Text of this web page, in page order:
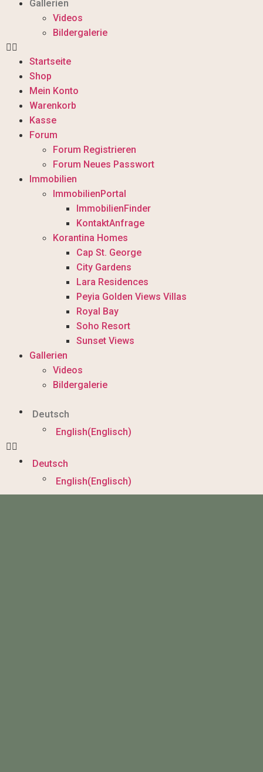
Gallerien
Videos
Bildergalerie
Startseite
Shop
Mein Konto
Warenkorb
Kasse
Forum
Forum Registrieren
Forum Neues Passwort
Immobilien
ImmobilienPortal
ImmobilienFinder
KontaktAnfrage
Korantina Homes
Cap St. George
City Gardens
Lara Residences
Peyia Golden Views Villas
Royal Bay
Soho Resort
Sunset Views
Gallerien
Videos
Bildergalerie
Deutsch
English(Englisch)
Deutsch
English(Englisch)